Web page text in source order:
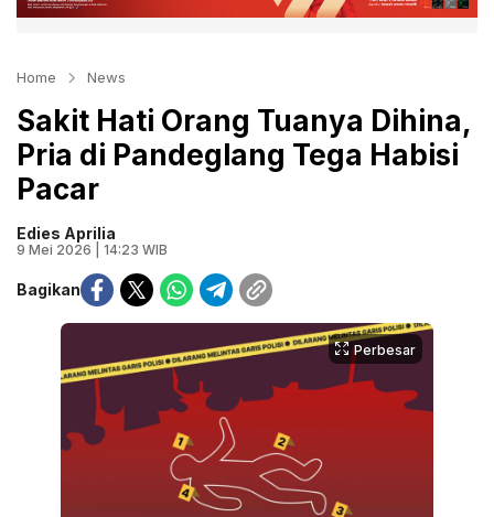
Home News
Sakit Hati Orang Tuanya Dihina,
Pria di Pandeglang Tega Habisi
Pacar
Edies Aprilia
9 Mei 2026 | 14:23 WIB
Bagikan
Perbesar